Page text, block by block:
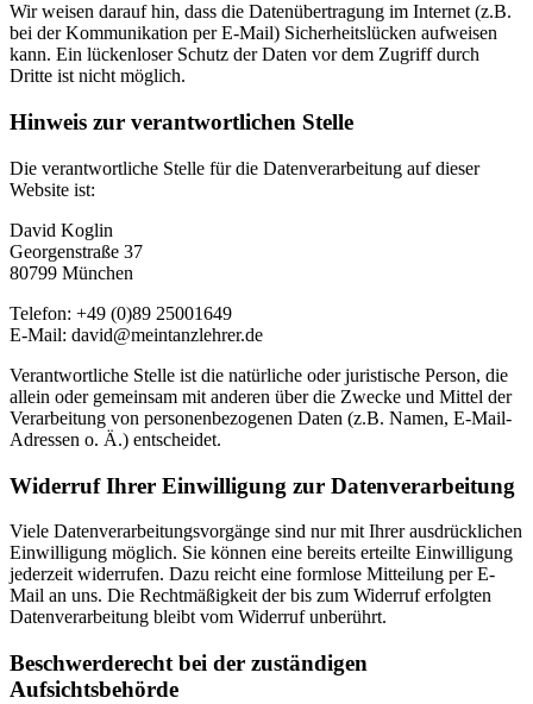
Wir weisen darauf hin, dass die Datenübertragung im Internet (z.B.
bei der Kommunikation per E-Mail) Sicherheitslücken aufweisen
kann. Ein lückenloser Schutz der Daten vor dem Zugriff durch
Dritte ist nicht möglich.
Hinweis zur verantwortlichen Stelle
Die verantwortliche Stelle für die Datenverarbeitung auf dieser
Website ist:
David Koglin
Georgenstraße 37
80799 München
Telefon: +49 (0)89 25001649
E-Mail: david@meintanzlehrer.de
Verantwortliche Stelle ist die natürliche oder juristische Person, die
allein oder gemeinsam mit anderen über die Zwecke und Mittel der
Verarbeitung von personenbezogenen Daten (z.B. Namen, E-Mail-
Adressen o. Ä.) entscheidet.
Widerruf Ihrer Einwilligung zur Datenverarbeitung
Viele Datenverarbeitungsvorgänge sind nur mit Ihrer ausdrücklichen
Einwilligung möglich. Sie können eine bereits erteilte Einwilligung
jederzeit widerrufen. Dazu reicht eine formlose Mitteilung per E-
Mail an uns. Die Rechtmäßigkeit der bis zum Widerruf erfolgten
Datenverarbeitung bleibt vom Widerruf unberührt.
Beschwerderecht bei der zuständigen
Aufsichtsbehörde